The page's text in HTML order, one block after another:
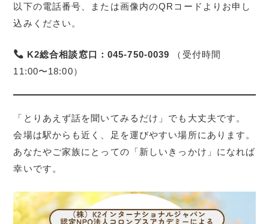
以下の電話番号、または画像内のQRコードよりお申し
込みください。
K2総合相談窓口：045-750-0039 （受付時間
11:00〜18:00）
「とりあえず話を聞いてみるだけ」でも大丈夫です。
会場は駅からも近く、足を運びやすい場所にあります。
あなたやご家族にとっての「新しいきっかけ」になれば
幸いです。